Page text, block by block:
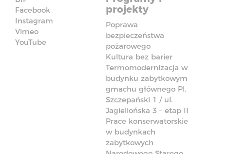
Facebook
Instagram
Vimeo
YouTube
projekty
Poprawa
bezpieczeństwa
pożarowego
Kultura bez barier
Termomodernizacja w
budynku zabytkowym
gmachu głównego Pl.
Szczepański 1 / ul.
Jagiellońska 3 – etap II
Prace konserwatorskie
w budynkach
zabytkowych